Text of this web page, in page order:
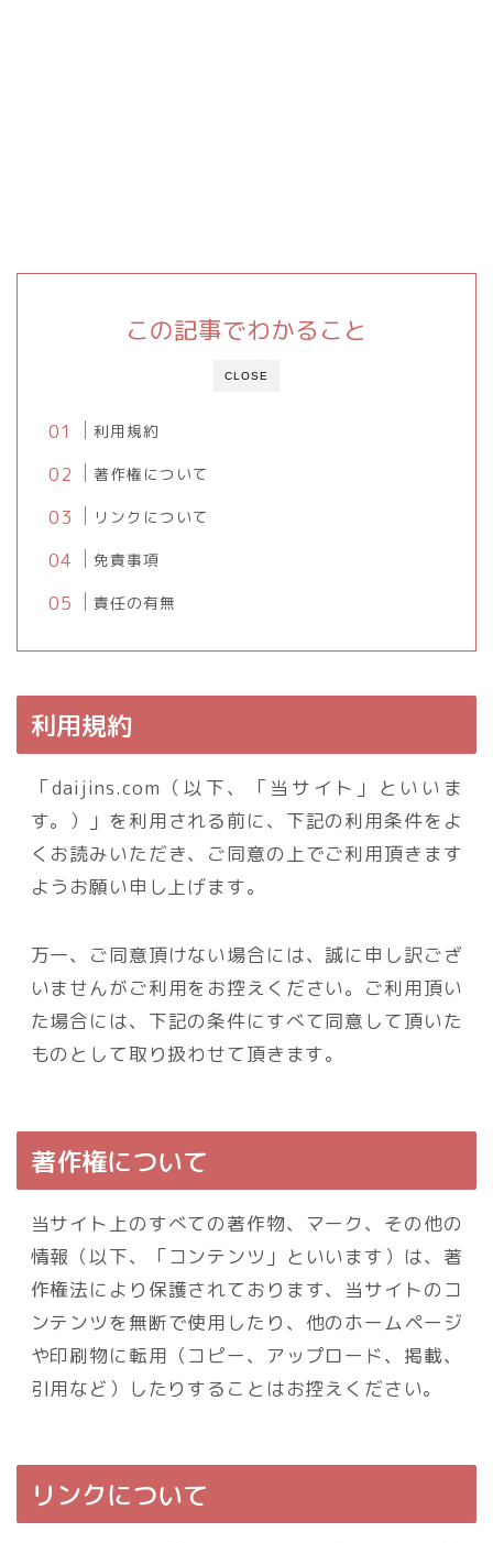
CLOSE
この記事でわかること
利用規約
著作権について
リンクについて
免責事項
責任の有無
利用規約
「daijins.com（以下、「当サイト」といいま
す。）」を利用される前に、下記の利用条件をよ
くお読みいただき、ご同意の上でご利用頂きます
ようお願い申し上げます。
万一、ご同意頂けない場合には、誠に申し訳ござ
いませんがご利用をお控えください。ご利用頂い
た場合には、下記の条件にすべて同意して頂いた
ものとして取り扱わせて頂きます。
著作権について
当サイト上のすべての著作物、マーク、その他の
情報（以下、「コンテンツ」といいます）は、著
作権法により保護されております、当サイトのコ
ンテンツを無断で使用したり、他のホームページ
や印刷物に転用（コピー、アップロード、掲載、
引用など）したりすることはお控えください。
リンクについて